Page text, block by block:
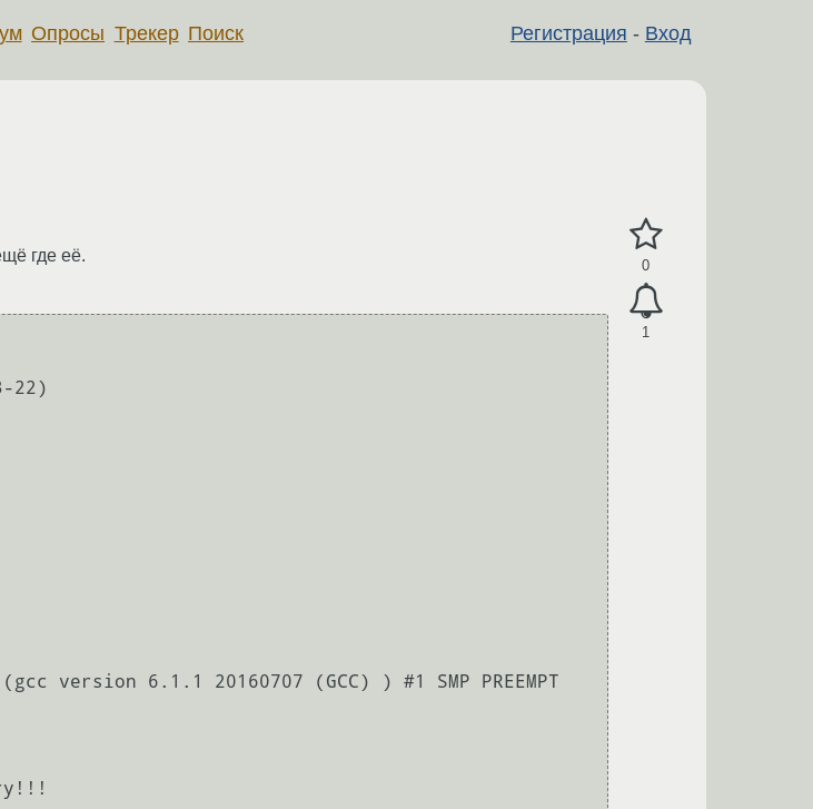
Регистрация - Вход
Опросы Трекер Поиск
0
1
где её.